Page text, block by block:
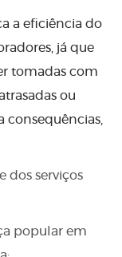
a eficiência do
já que
tomadas com
ou
consequências,
dos serviços
popular em